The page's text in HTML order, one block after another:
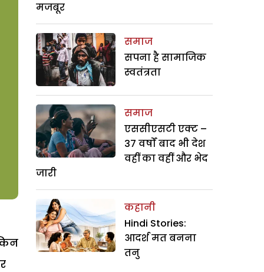
मजबूर
समाज
सपना है सामाजिक
स्वतंत्रता
समाज
एससीएसटी एक्ट –
37 वर्षों बाद भी देश
वहीं का वहीं और भेद
जारी
कहानी
Hindi Stories:
आदर्श मत बनना
तनु